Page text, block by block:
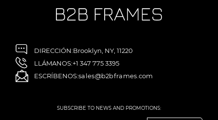
DIRECCIÓN:Brooklyn, NY, 11220
LLÁMANOS:+1 347 775 3395
ESCRÍBENOS:sales@b2bframes.com
SUBSCRIBE TO NEWS AND PROMOTIONS: